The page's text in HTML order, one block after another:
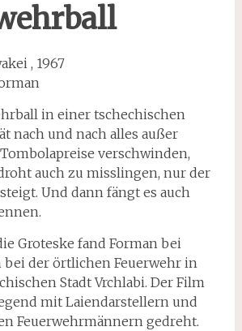
, 1967
in einer tschechischen
nach und nach alles außer
verschwinden,
auch zu misslingen, nur der
Und dann fängt es auch
Groteske fand Forman bei
bei der örtlichen Feuerwehr in
Stadt Vrchlabi. Der Film
mit Laiendarstellern und
Feuerwehrmännern gedreht.